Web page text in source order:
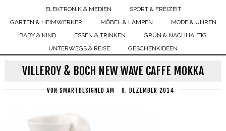
ELEKTRONIK & MEDIEN
SPORT & FREIZEIT
GARTEN & HEIMWERKER
MÖBEL & LAMPEN
MODE & UHREN
BABY & KIND
ESSEN & TRINKEN
GRÜN & NACHHALTIG
UNTERWEGS & REISE
GESCHENKIDEEN
VILLEROY & BOCH NEW WAVE CAFFE MOKKA
VON SMARTDESIGNED AM 8. DEZEMBER 2014